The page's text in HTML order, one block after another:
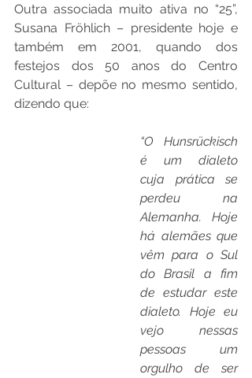
Outra associada muito ativa no “25”,
Susana Fröhlich – presidente hoje e
também em 2001, quando dos
festejos dos 50 anos do Centro
Cultural – depõe no mesmo sentido,
dizendo que:
“O Hunsrückisch
é um dialeto
cuja prática se
perdeu na
Alemanha. Hoje
há alemães que
vêm para o Sul
do Brasil a fim
de estudar este
dialeto. Hoje eu
vejo nessas
pessoas um
orgulho de ser